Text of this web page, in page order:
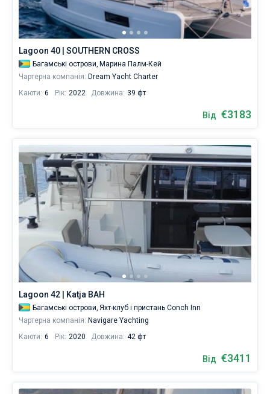
Lagoon 40 | SOUTHERN CROSS
Багамські острови, Марина Палм-Кей
Чартерна компанія: Dream Yacht Charter
Каюти: 6 Рік: 2022 Довжина: 39 фт
Від €3183
Lagoon 42 | Katja BAH
Багамські острови, Яхт-клуб і пристань Conch Inn
Чартерна компанія: Navigare Yachting
Каюти: 6 Рік: 2020 Довжина: 42 фт
Від €3411